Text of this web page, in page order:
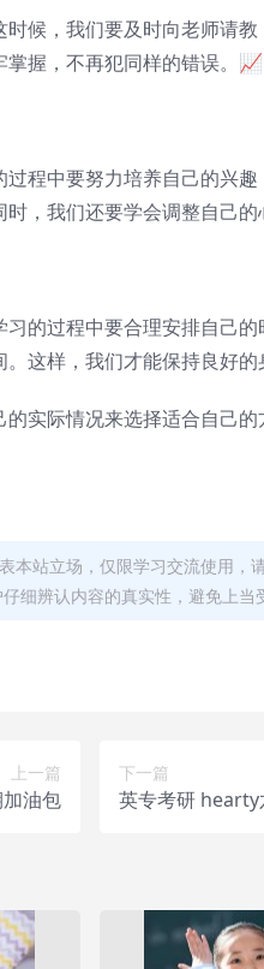
候，我们要及时向老师请
掌握，不再犯同样的错误。
程中要努力培养自己的兴
，我们还要学会调整自己
的过程中要合理安排自己
。这样，我们才能保持良好
实际情况来选择适合自己
本站立场，仅限学习交流使用，
细辨认内容的真实性，避免上当
上一篇
油包
下一篇
英专考研 hearty